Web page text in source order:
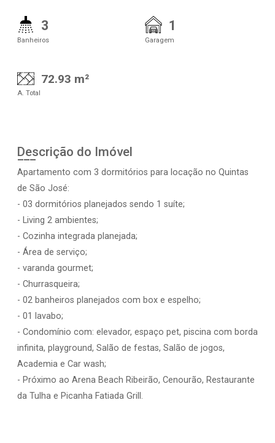
3
Banheiros
1
Garagem
72.93 m²
A. Total
Descrição do Imóvel
Apartamento com 3 dormitórios para locação no Quintas
de São José:
- 03 dormitórios planejados sendo 1 suíte;
- Living 2 ambientes;
- Cozinha integrada planejada;
- Área de serviço;
- varanda gourmet;
- Churrasqueira;
- 02 banheiros planejados com box e espelho;
- 01 lavabo;
- Condomínio com: elevador, espaço pet, piscina com borda
infinita, playground, Salão de festas, Salão de jogos,
Academia e Car wash;
- Próximo ao Arena Beach Ribeirão, Cenourão, Restaurante
da Tulha e Picanha Fatiada Grill.